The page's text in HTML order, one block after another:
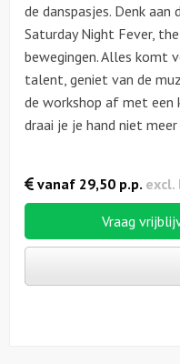
de danspasjes. Denk aan
Saturday Night Fever,
bewegingen. Alles komt
talent, geniet van de
de workshop af met een
draai je je hand niet
Vraag
vanaf 29,50 p.p.